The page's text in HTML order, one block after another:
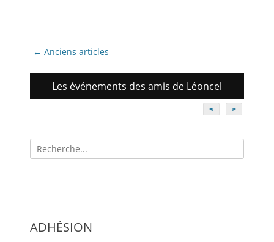
Navigation
articles
← Anciens articles
Les événements des amis de Léoncel
< >
Recherche
pour:
ADHÉSION